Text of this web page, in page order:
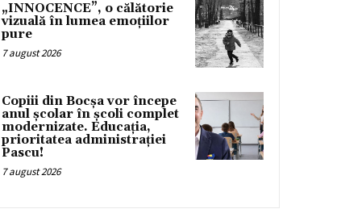
„INNOCENCE”, o călătorie
vizuală în lumea emoțiilor
pure
7 august 2026
Copiii din Bocșa vor începe
anul școlar în școli complet
modernizate. Educația,
prioritatea administrației
Pascu!
7 august 2026